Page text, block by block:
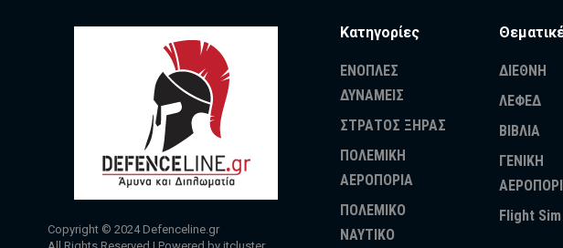
Copyright © 2024 Defenceline.gr
Κατηγορίες
ΕΝΟΠΛΕΣ
ΔΥΝΑΜΕΙΣ
ΣΤΡΑΤΟΣ ΞΗΡΑΣ
ΠΟΛΕΜΙΚΗ
ΑΕΡΟΠΟΡΙΑ
ΠΟΛΕΜΙΚΟ
ΝΑΥΤΙΚΟ
ΔΙΕΘΝΗ
ΛΕΦΕΔ
ΒΙΒΛΙΑ
ΓΕΝΙΚΗ
Flight Sim